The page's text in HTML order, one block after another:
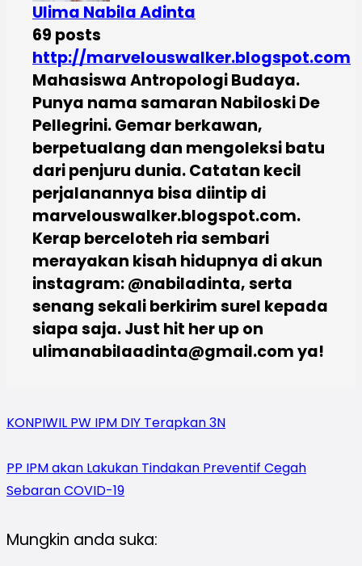
Ulima Nabila Adinta
69 posts
http://marvelouswalker.blogspot.com
Mahasiswa Antropologi Budaya.
Punya nama samaran Nabiloski De
Pellegrini. Gemar berkawan,
berpetualang dan mengoleksi batu
dari penjuru dunia. Catatan kecil
perjalanannya bisa diintip di
marvelouswalker.blogspot.com.
Kerap berceloteh ria sembari
merayakan kisah hidupnya di akun
instagram: @nabiladinta, serta
senang sekali berkirim surel kepada
siapa saja. Just hit her up on
ulimanabilaadinta@gmail.comya!
KONPIWIL PW IPM DIY Terapkan 3N
PP IPM akan Lakukan Tindakan Preventif Cegah
Sebaran COVID-19
Mungkin anda suka: